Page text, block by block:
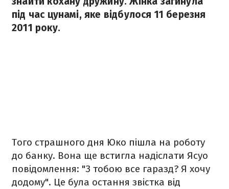
під час цунамі, яке відбулося 11 березня
2011 року.
Того страшного дня Юко пішла на роботу
до банку. Вона ще встигла надіслати Ясуо
повідомлення: "З тобою все гаразд? Я хочу
додому". Це була остання звістка від